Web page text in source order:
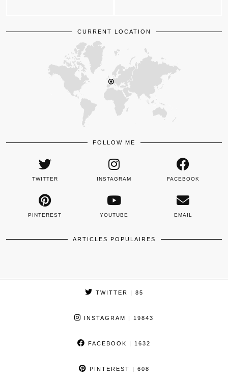
CURRENT LOCATION
FOLLOW ME
TWITTER INSTAGRAM FACEBOOK
PINTEREST YOUTUBE EMAIL
ARTICLES POPULAIRES
TWITTER | 85
INSTAGRAM | 19843
FACEBOOK | 1632
PINTEREST | 608